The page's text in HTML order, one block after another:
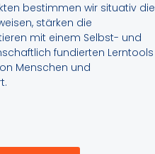
bestimmen wir situativ die
stärken die
mit einem Selbst- und
fundierten Lerntools
Menschen und